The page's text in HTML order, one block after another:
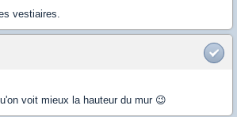
vestiaires.
voit mieux la hauteur du mur 😉